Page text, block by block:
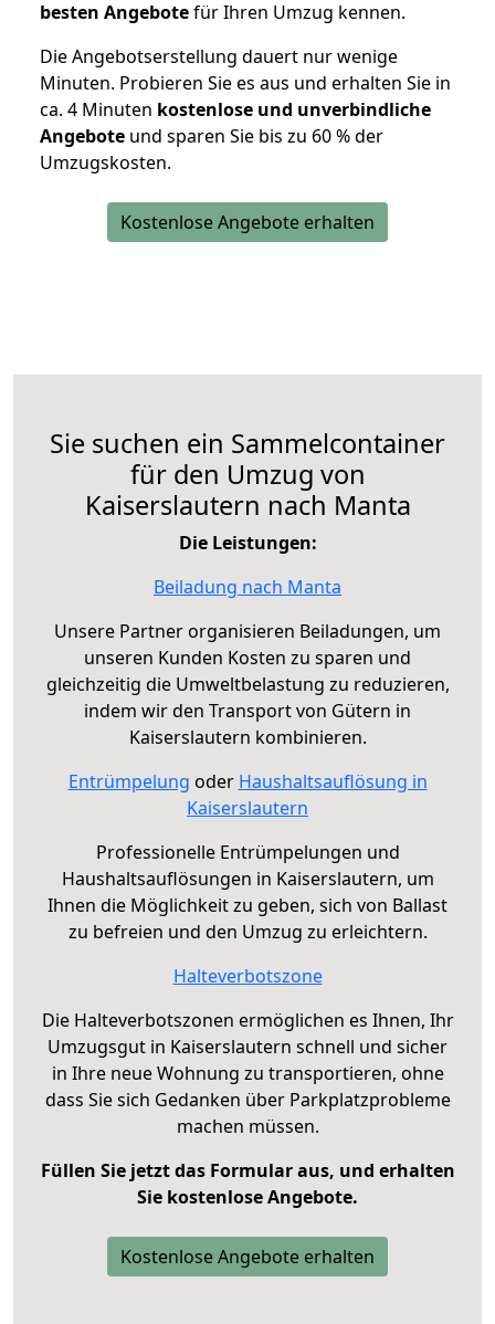
besten Angebotefür Ihren Umzug kennen.
Die Angebotserstellung dauert nur wenige
Minuten. Probieren Sie es aus und erhalten Sie in
ca. 4 Minuten kostenlose und unverbindliche
Angebote und sparen Sie bis zu 60 % der
Umzugskosten.
Kostenlose Angebote erhalten
Sie suchen ein Sammelcontainer
für den Umzug von
Kaiserslautern nach Manta
Die Leistungen:
Beiladung nach Manta
Unsere Partner organisieren Beiladungen, um
unseren Kunden Kosten zu sparen und
gleichzeitig die Umweltbelastung zu reduzieren,
indem wir den Transport von Gütern in
Kaiserslautern kombinieren.
Entrümpelung oder Haushaltsauflösung in
Kaiserslautern
Professionelle Entrümpelungen und
Haushaltsauflösungen in Kaiserslautern, um
Ihnen die Möglichkeit zu geben, sich von Ballast
zu befreien und den Umzug zu erleichtern.
Halteverbotszone
Die Halteverbotszonen ermöglichen es Ihnen, Ihr
Umzugsgut in Kaiserslautern schnell und sicher
in Ihre neue Wohnung zu transportieren, ohne
dass Sie sich Gedanken über Parkplatzprobleme
machen müssen.
Füllen Sie jetzt das Formular aus, und erhalten
Sie kostenlose Angebote.
Kostenlose Angebote erhalten